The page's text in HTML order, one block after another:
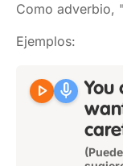
Como adverbio, "
Ejemplos:
play_arrow mic You